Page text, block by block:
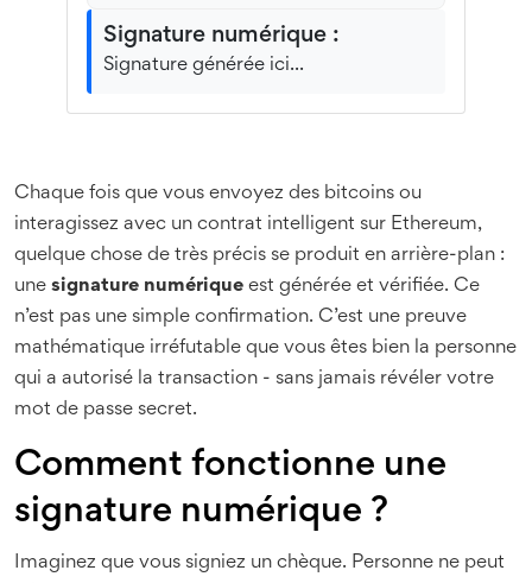
Signature numérique :
Signature générée ici...
Chaque fois que vous envoyez des bitcoins ou
interagissez avec un contrat intelligent sur Ethereum,
quelque chose de très précis se produit en arrière-plan :
une signature numérique est générée et vérifiée. Ce
n’est pas une simple confirmation. C’est une preuve
mathématique irréfutable que vous êtes bien la personne
qui a autorisé la transaction - sans jamais révéler votre
mot de passe secret.
Comment fonctionne une
signature numérique ?
Imaginez que vous signiez un chèque. Personne ne peut